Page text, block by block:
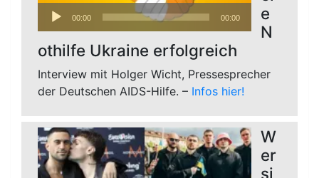
Audio-
Player
00:00 00:00
e
N
othilfe Ukraine erfolgreich
Interview mit Holger Wicht, Pressesprecher
der Deutschen AIDS-Hilfe. – Infos hier!
W
er
si